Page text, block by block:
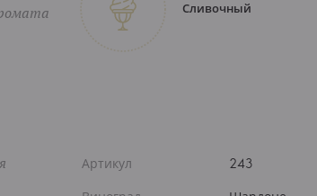
Сливочный
Артикул 243